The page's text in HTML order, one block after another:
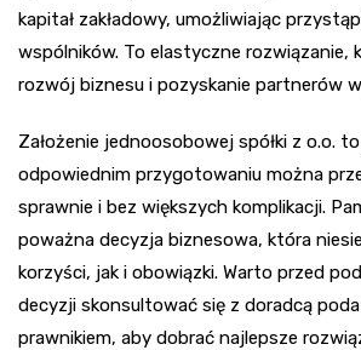
kapitał zakładowy, umożliwiając
wspólników. To elastyczne rozwiązanie,
rozwój biznesu i pozyskanie partnerów
Założenie jednoosobowej spółki z o.o.
odpowiednim przygotowaniu można
sprawnie i bez większych komplikacji.
poważna decyzja biznesowa, która
korzyści, jak i obowiązki. Warto przed
decyzji skonsultować się z doradcą
prawnikiem, aby dobrać najlepsze